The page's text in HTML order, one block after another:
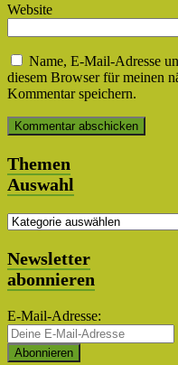
Website
Name, E-Mail-Adresse
diesem Browser für meinen
Kommentar speichern.
Themen
Auswahl
Themen
Newsletter
abonnieren
E-Mail-Adresse: